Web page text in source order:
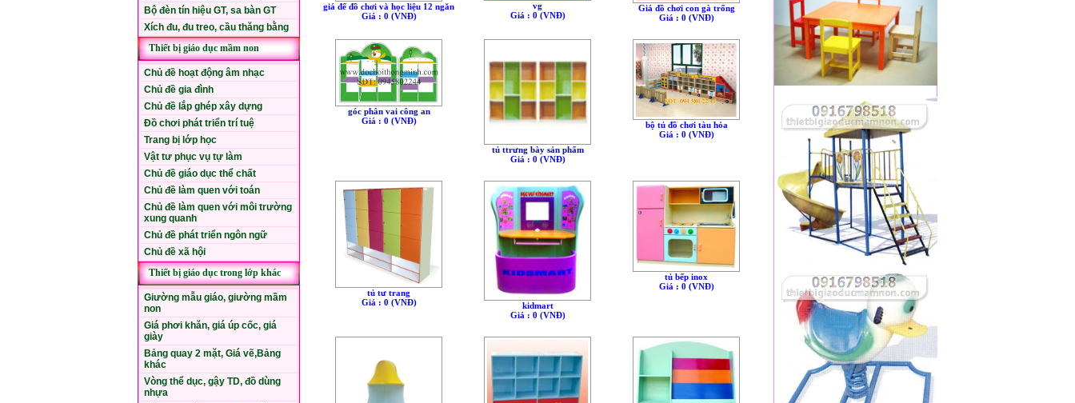
Bộ đèn tín hiệu GT, sa bàn GT
Xích đu, đu treo, cầu thăng bằng
Thiết bị giáo dục mầm non
Chủ đề hoạt động âm nhạc
Chủ đề gia đình
Chủ đề lắp ghép xây dựng
Đồ chơi phát triển trí tuệ
Trang bị lớp học
Vật tư phục vụ tự làm
Chủ đề giáo dục thể chất
Chủ đề làm quen với toán
Chủ đề làm quen với môi trường
xung quanh
Chủ đề phát triển ngôn ngữ
Chủ đề xã hội
Thiết bị giáo dục trong lớp khác
Giường mẫu giáo, giường mầm
non
Giá phơi khăn, giá úp cốc, giá
giày
Bảng quay 2 mặt, Giá vẽ,Bảng
khác
Vòng thể dục, gậy TD, đồ dùng
nhựa
giá để đồ chơi và học liệu 12 ngăn
Giá : 0 (VNÐ)
vg
Giá : 0 (VNÐ)
Giá đồ chơi con gà trống
Giá : 0 (VNÐ)
góc phân vai công an
Giá : 0 (VNÐ)
tủ ttrưng bày sản phẩm
Giá : 0 (VNÐ)
bộ tủ đồ chơi tàu hỏa
Giá : 0 (VNÐ)
tủ tư trang
Giá : 0 (VNÐ)
kidmart
Giá : 0 (VNÐ)
tủ bếp inox
Giá : 0 (VNÐ)